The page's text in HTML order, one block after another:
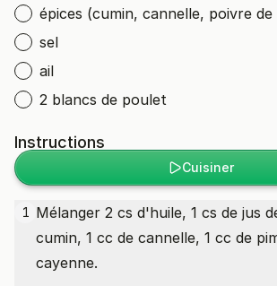
épices (cumin, cannelle, poivre de
sel
ail
2 blancs de poulet
Instructions
Cuisiner
1 Mélanger 2 cs d'huile, 1 cs de jus
cumin, 1 cc de cannelle, 1 cc de
cayenne.